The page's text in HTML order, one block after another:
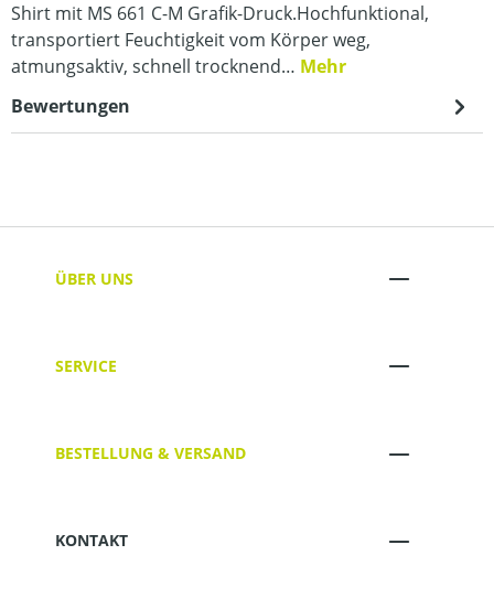
Shirt mit MS 661 C-M Grafik-Druck.Hochfunktional,
transportiert Feuchtigkeit vom Körper weg,
atmungsaktiv, schnell trocknend… Mehr
Bewertungen
ÜBER UNS
SERVICE
BESTELLUNG & VERSAND
KONTAKT